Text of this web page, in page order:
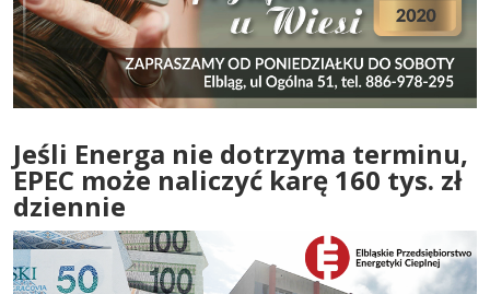
Jeśli Energa nie dotrzyma terminu,
EPEC może naliczyć karę 160 tys. zł
dziennie